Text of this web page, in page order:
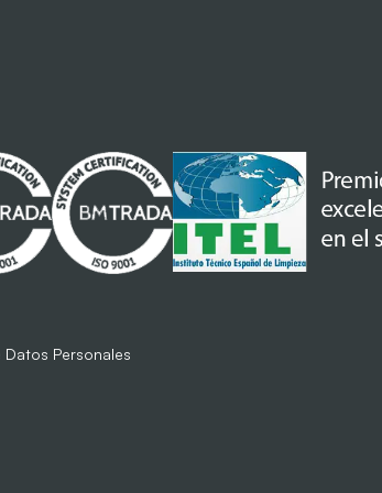
Personales